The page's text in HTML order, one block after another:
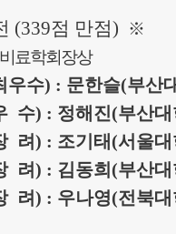
(339점 만점)
※
료학회장상
우수) : 문한슬(부산
수) : 정해진(부산
려) : 조기태 (서울
려) : 김동희 (부산
려) : 우나영(전북